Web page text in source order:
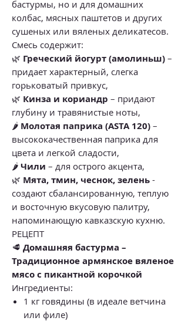
бастурмы, но и для домашних
колбас, мясных паштетов и других
сушеных или вяленых деликатесов.
Смесь содержит:
🌿 Греческий йогурт (амолиньш) –
придает характерный, слегка
горьковатый привкус,
🌿 Кинза и кориандр – придают
глубину и травянистые ноты,
🌶️ Молотая паприка (ASTA 120) –
высококачественная паприка для
цвета и легкой сладости,
🌶️ Чили – для острого акцента,
🌿 Мята, тмин, чеснок, зелень -
создают сбалансированную, теплую
и восточную вкусовую палитру,
напоминающую кавказскую кухню.
РЕЦЕПТ
🥩 Домашняя бастурма –
Традиционное армянское вяленое
мясо с пикантной корочкой
Ингредиенты:
1 кг говядины (в идеале ветчина
или филе)